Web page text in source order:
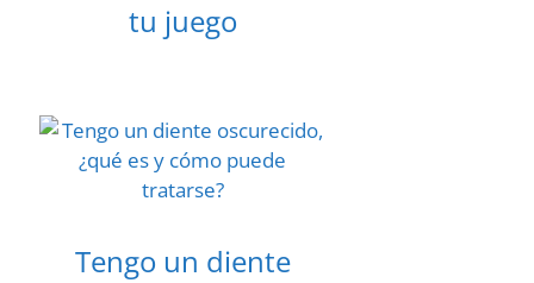
tu juego
Tengo un diente